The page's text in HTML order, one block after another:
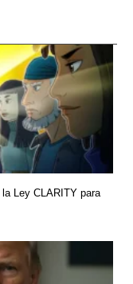
Ley CLARITY para